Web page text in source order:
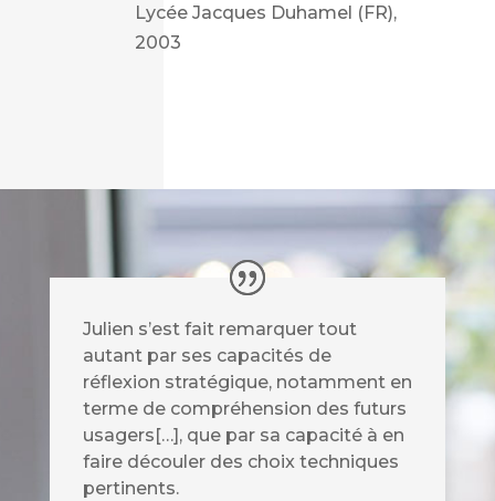
Lycée Jacques Duhamel (FR),
2003
Julien s’est fait remarquer tout
autant par ses capacités de
réflexion stratégique, notamment en
terme de compréhension des futurs
usagers[…], que par sa capacité à en
faire découler des choix techniques
pertinents.